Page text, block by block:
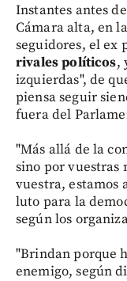
Instantes antes
Cámara alta, en
seguidores, el
rivales políticos,
izquierdas", de
piensa seguir
fuera del
"Más allá de la
sino por vuestras
vuestra, estamos
luto para la
según los
"Brindan porque
enemigo, según